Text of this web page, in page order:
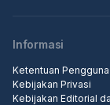
Informasi
Ketentuan Pengguna
Kebijakan Privasi
Kebijakan Editorial